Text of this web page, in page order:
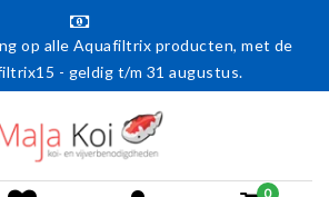
op alle Aquafiltrix producten, met de
- geldig t/m 31 augustus.
0